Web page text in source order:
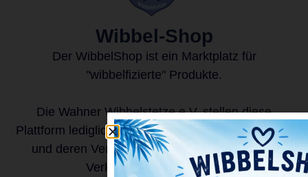
Wibbel-Shop
Der WibbelShop ist ein Marktplatz für
"wibbelfizierte" Produkte.
Die Wahner Wibbelstetze e.V. stellen diese
Plattform lediglich zur Verfügung. Für die Produkte
und deren Vertrieb sind alleine die jeweiligen
Verkäufer verantwortlich.